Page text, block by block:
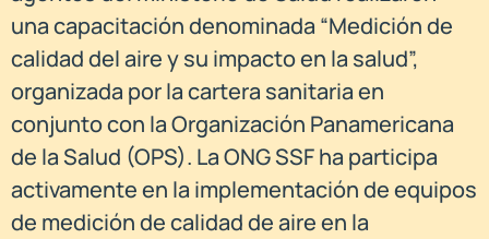
una capacitación denominada “Medición de
calidad del aire y su impacto en la salud”,
organizada por la cartera sanitaria en
conjunto con la Organización Panamericana
de la Salud (OPS). La ONG SSF ha participa
activamente en la implementación de equipos
de medición de calidad de aire en la